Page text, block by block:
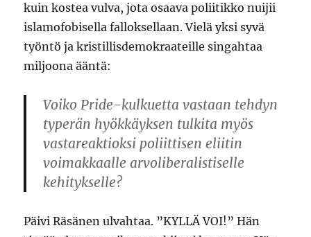
kuin kostea vulva, jota osaava poliitikko nuijii
islamofobisella falloksellaan. Vielä yksi syvä
työntö ja kristillisdemokraateille singahtaa
miljoona ääntä:
Voiko Pride-kulkuetta vastaan tehdyn
typerän hyökkäyksen tulkita myös
vastareaktioksi poliittisen eliitin
voimakkaalle arvoliberalistiselle
kehitykselle?
Päivi Räsänen ulvahtaa. ”KYLLÄ VOI!” Hän